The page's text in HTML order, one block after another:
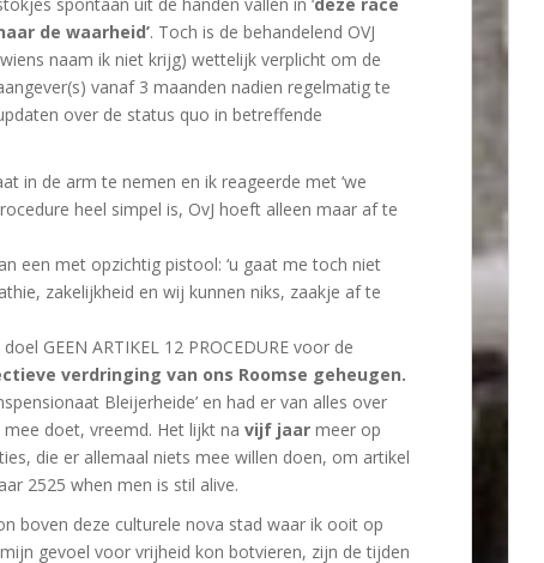
de waarheid’. Toch is de behandelend OVJ
naam ik niet krijg) wettelijk verplicht om de
vanaf 3 maanden nadien regelmatig te
over de status quo in betreffende
in de arm te nemen en ik reageerde met ‘we
heel simpel is, OvJ hoeft alleen maar af te
een met opzichtig pistool: ‘u gaat me toch niet
zakelijkheid en wij kunnen niks, zaakje af te
GEEN ARTIKEL 12 PROCEDURE voor de
verdringing van ons Roomse geheugen.
Bleijerheide’ en had er van alles over
doet, vreemd. Het lijkt na vijf jaar meer op
die er allemaal niets mee willen doen, om artikel
2525 when men is stil alive.
boven deze culturele nova stad waar ik ooit op
mijn gevoel voor vrijheid kon botvieren, zijn de tijden